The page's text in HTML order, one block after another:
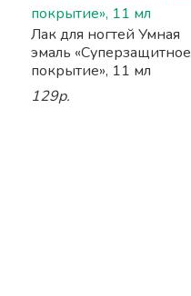
Лак для ногтей Умная
эмаль «Суперзащитное
покрытие», 11 мл
129р.